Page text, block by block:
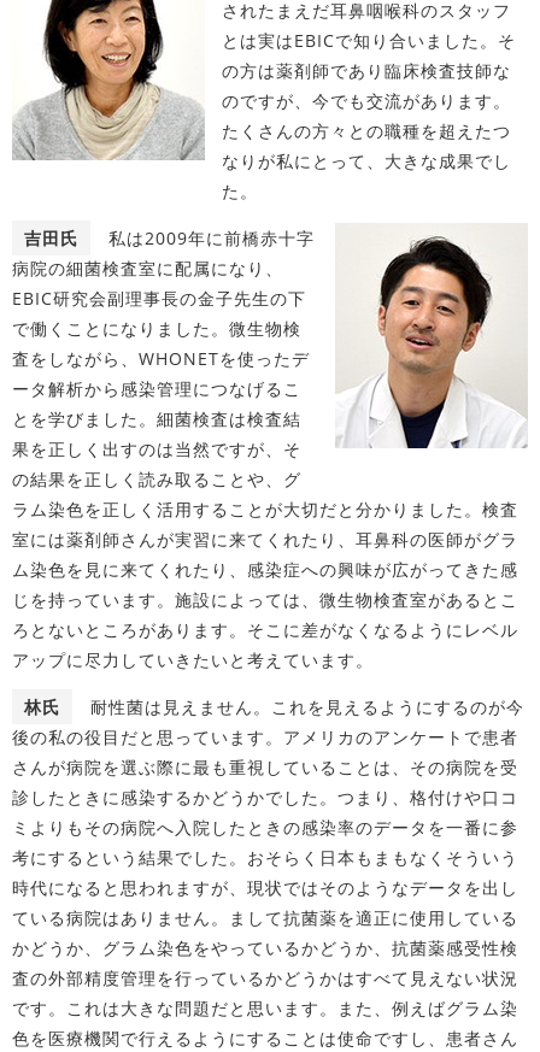
されたまえだ耳鼻咽喉科のスタッフ
とは実はEBICで知り合いました。そ
の方は薬剤師であり臨床検査技師な
のですが、今でも交流があります。
たくさんの方々との職種を超えたつ
なりが私にとって、大きな成果でし
た。
吉田氏
私は2009年に前橋赤十字
病院の細菌検査室に配属になり、
EBIC研究会副理事長の金子先生の下
で働くことになりました。微生物検
査をしながら、WHONETを使ったデ
ータ解析から感染管理につなげるこ
とを学びました。細菌検査は検査結
果を正しく出すのは当然ですが、そ
の結果を正しく読み取ることや、グ
ラム染色を正しく活用することが大切だと分かりました。検査
室には薬剤師さんが実習に来てくれたり、耳鼻科の医師がグラ
ム染色を見に来てくれたり、感染症への興味が広がってきた感
じを持っています。施設によっては、微生物検査室があるとこ
ろとないところがあります。そこに差がなくなるようにレベル
アップに尽力していきたいと考えています。
林氏
耐性菌は見えません。これを見えるようにするのが今
後の私の役目だと思っています。アメリカのアンケートで患者
さんが病院を選ぶ際に最も重視していることは、その病院を受
診したときに感染するかどうかでした。つまり、格付けや口コ
ミよりもその病院へ入院したときの感染率のデータを一番に参
考にするという結果でした。おそらく日本もまもなくそういう
時代になると思われますが、現状ではそのようなデータを出し
ている病院はありません。まして抗菌薬を適正に使用している
かどうか、グラム染色をやっているかどうか、抗菌薬感受性検
査の外部精度管理を行っているかどうかはすべて見えない状況
です。これは大きな問題だと思います。また、例えばグラム染
色を医療機関で行えるようにすることは使命ですし、患者さん